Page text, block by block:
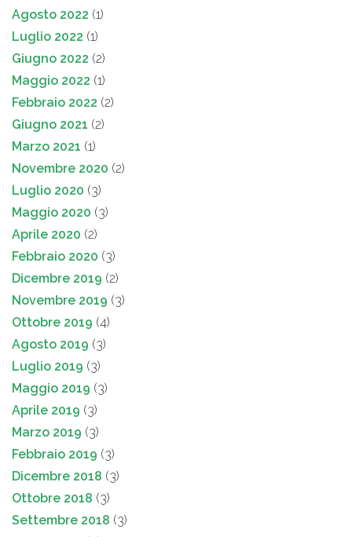
Agosto 2022 (1)
Luglio 2022 (1)
Giugno 2022 (2)
Maggio 2022 (1)
Febbraio 2022 (2)
Giugno 2021 (2)
Marzo 2021 (1)
Novembre 2020 (2)
Luglio 2020 (3)
Maggio 2020 (3)
Aprile 2020 (2)
Febbraio 2020 (3)
Dicembre 2019 (2)
Novembre 2019 (3)
Ottobre 2019 (4)
Agosto 2019 (3)
Luglio 2019 (3)
Maggio 2019 (3)
Aprile 2019 (3)
Marzo 2019 (3)
Febbraio 2019 (3)
Dicembre 2018 (3)
Ottobre 2018 (3)
Settembre 2018 (3)